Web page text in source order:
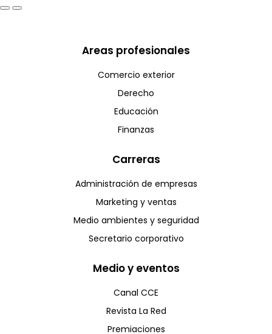
Areas profesionales
Comercio exterior
Derecho
Educación
Finanzas
Carreras
Administración de empresas
Marketing y ventas
Medio ambientes y seguridad
Secretario corporativo
Medio y eventos
Canal CCE
Revista La Red
Premiaciones